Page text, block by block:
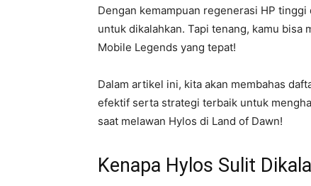
Dengan kemampuan regenerasi HP
untuk dikalahkan. Tapi tenang, kamu
Mobile Legends yang tepat!
Dalam artikel ini, kita akan membahas
efektif serta strategi terbaik untuk
saat melawan Hylos di Land of Dawn!
Kenapa Hylos Sulit